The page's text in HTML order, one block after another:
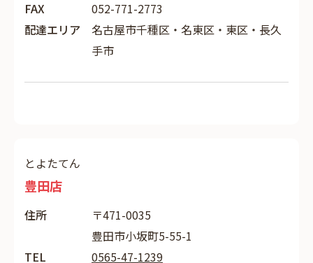
FAX
052-771-2773
配達エリア
名古屋市千種区・名東区・東区・長久
手市
とよたてん
豊田店
住所
〒471-0035
豊田市小坂町5-55-1
TEL
0565-47-1239